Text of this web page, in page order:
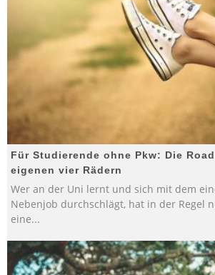
Für Studierende ohne Pkw: Die
eigenen vier Rädern
Wer an der Uni lernt und sich mit dem
Nebenjob durchschlägt, hat in der Regel
eine...